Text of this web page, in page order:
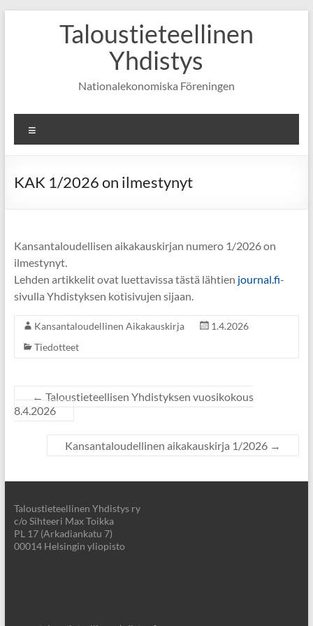
Taloustieteellinen
Yhdistys
Nationalekonomiska Föreningen
KAK 1/2026 on ilmestynyt
Kansantaloudellisen aikakauskirjan numero 1/2026 on
ilmestynyt.
Lehden artikkelit ovat luettavissa tästä lähtien journal.fi-
sivulla Yhdistyksen kotisivujen sijaan.
Kansantaloudellinen Aikakauskirja
1.4.2026
Tiedotteet
← Taloustieteellisen Yhdistyksen vuosikokous
8.4.2026
Kansantaloudellinen aikakauskirja 1/2026 →
Taloustieteellinen Yhdistys ry
c/o Sihteeri Max Toikka
PL 17 (Arkadiankatu 7)
00014 Helsingin yliopisto